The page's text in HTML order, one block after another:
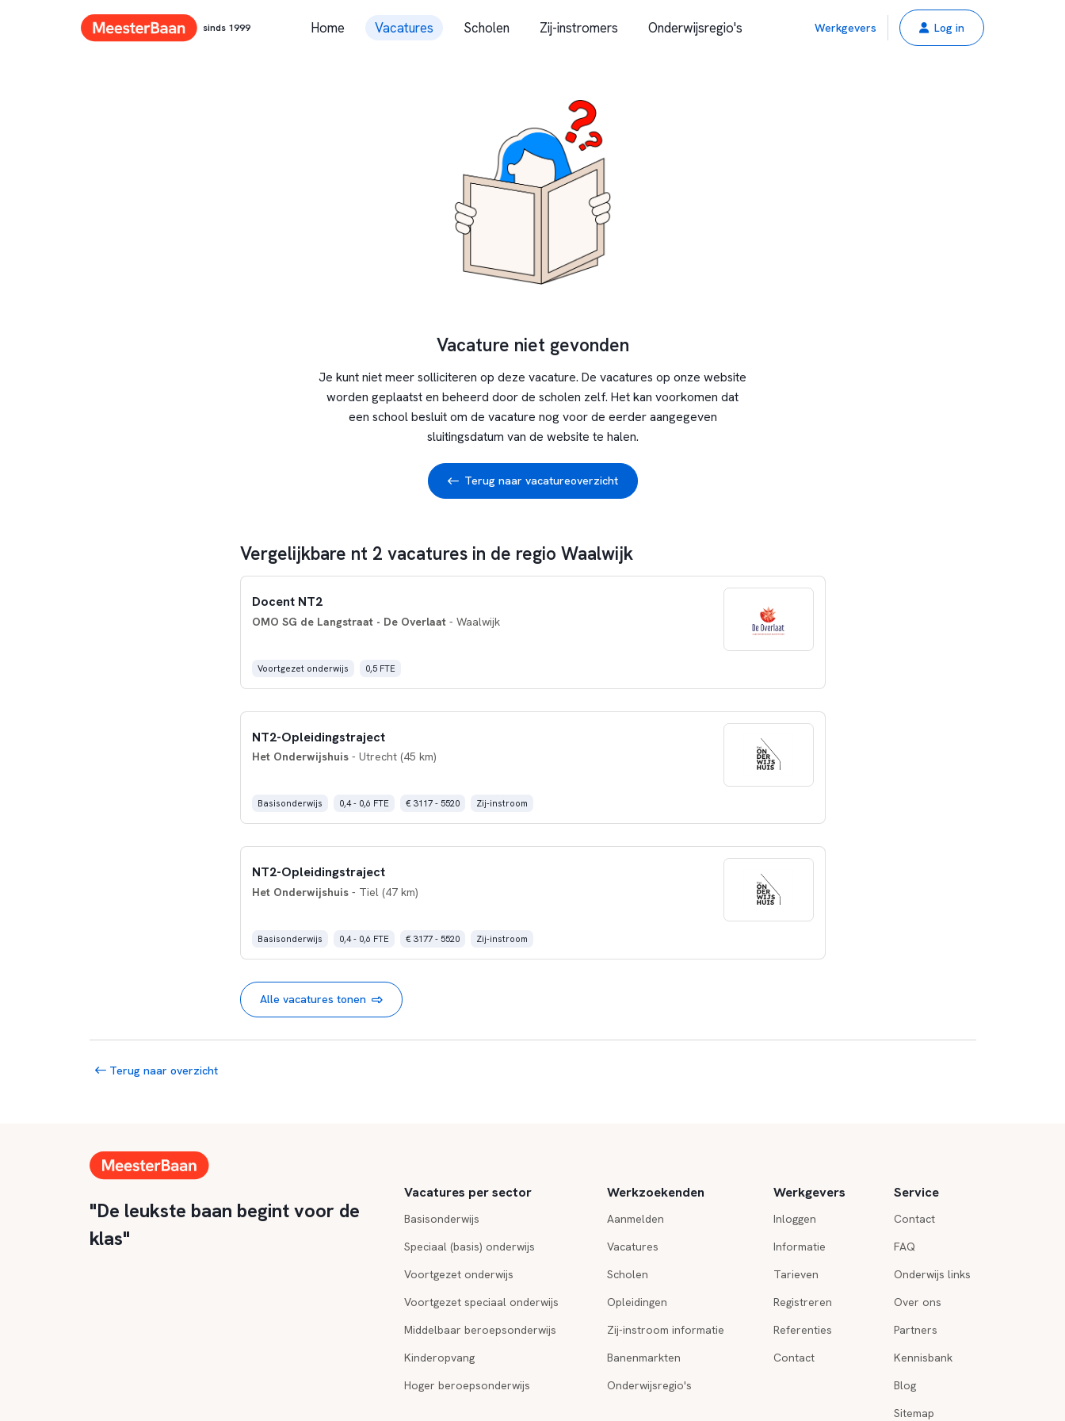
sinds 1999 Home Vacatures Scholen Zij-instromers Onderwijsregio's Werkgevers Log in
Vacature niet gevonden
Je kunt niet meer solliciteren op deze vacature. De vacatures op onze website
worden geplaatst en beheerd door de scholen zelf. Het kan voorkomen dat
een school besluit om de vacature nog voor de eerder aangegeven
sluitingsdatum van de website te halen.
Terug naar vacatureoverzicht
Vergelijkbare nt 2 vacatures in de regio Waalwijk
Docent NT2
OMO SG de Langstraat - De Overlaat- Waalwijk
Voortgezet onderwijs 0,5 FTE
NT2-Opleidingstraject
Het Onderwijshuis- Utrecht (45 km)
Basisonderwijs 0,4 - 0,6 FTE € 3117 - 5520 Zij-instroom
NT2-Opleidingstraject
Het Onderwijshuis- Tiel (47 km)
Basisonderwijs 0,4 - 0,6 FTE € 3177 - 5520 Zij-instroom
Alle vacatures tonen
Terug naar overzicht
"De leukste baan begint voor de
klas"
Vacatures per sector
Basisonderwijs
Speciaal (basis) onderwijs
Voortgezet onderwijs
Voortgezet speciaal onderwijs
Middelbaar beroepsonderwijs
Kinderopvang
Hoger beroepsonderwijs
Werkzoekenden
Aanmelden
Vacatures
Scholen
Opleidingen
Zij-instroom informatie
Banenmarkten
Onderwijsregio's
Werkgevers
Inloggen
Informatie
Tarieven
Registreren
Referenties
Contact
Service
Contact
FAQ
Onderwijs links
Over ons
Partners
Kennisbank
Blog
Sitemap